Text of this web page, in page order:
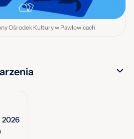
Ośrodek Kultury w Pawłowicach
2026